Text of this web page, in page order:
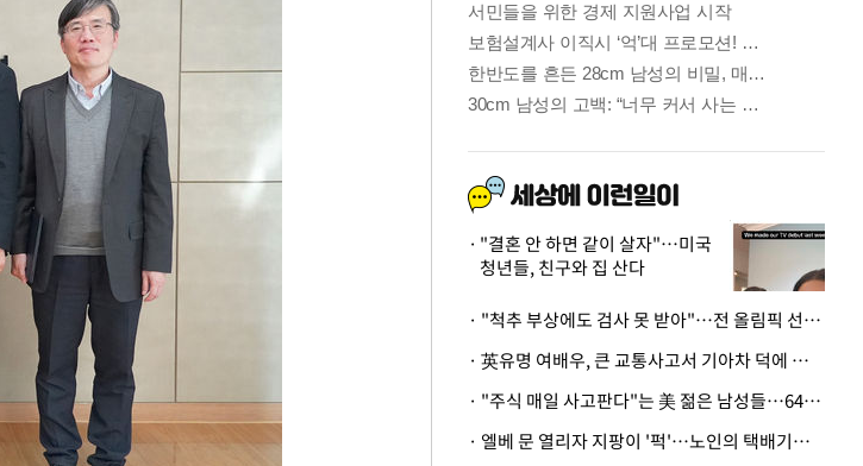
"결혼 안 하면 같이 살자"…미국
청년들, 친구와 집 산다
· "척추 부상에도 검사 못 받아"…전 올림픽 선수, 美봅슬레이협회 상대 소송
· 英유명 여배우, 큰 교통사고서 기아차 덕에 살았다
· "주식 매일 사고판다"는 美 젊은 남성들…64%가 "나는 인생의 패배자“
· 엘베 문 열리자 지팡이 '퍽'…노인의 택배기사 폭행 이유